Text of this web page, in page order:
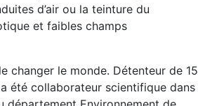
d’air ou la teinture du
et faibles champs
changer le monde. Détenteur de 15
été collaborateur scientifique dans